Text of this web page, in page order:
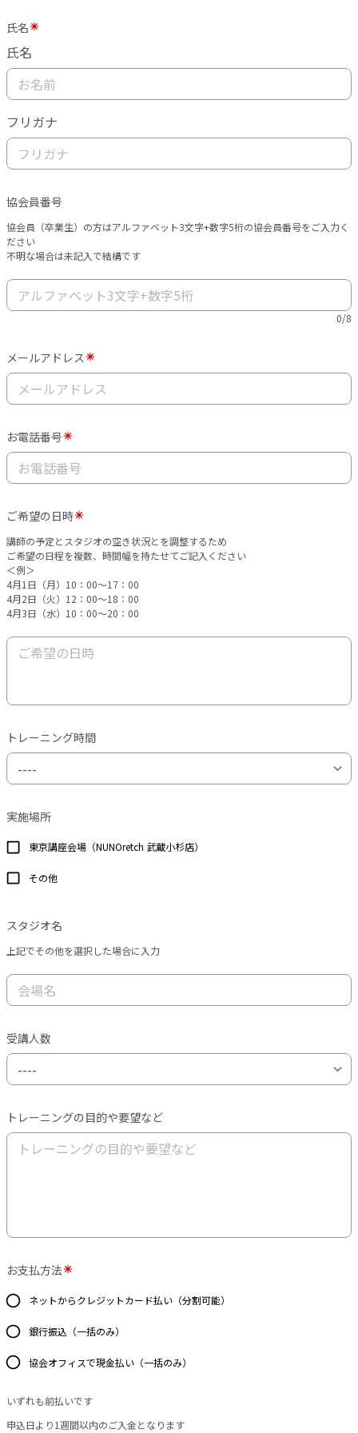
氏名
氏名
フリガナ
協会員番号
協会員（卒業生）の方はアルファベット3文字+数字5桁の協会員番号をご入力く
ださい
不明な場合は未記入で結構です
0/8
メールアドレス
お電話番号
ご希望の日時
講師の予定とスタジオの空き状況とを調整するため
ご希望の日程を複数、時間幅を持たせてご記入ください
＜例＞
4月1日（月）10：00～17：00
4月2日（火）12：00～18：00
4月3日（水）10：00～20：00
トレーニング時間
実施場所
東京講座会場（NUNOretch 武蔵小杉店）
その他
スタジオ名
上記でその他を選択した場合に入力
受講人数
トレーニングの目的や要望など
お支払方法
ネットからクレジットカード払い（分割可能）
銀行振込（一括のみ）
協会オフィスで現金払い（一括のみ）
いずれも前払いです
申込日より1週間以内のご入金となります